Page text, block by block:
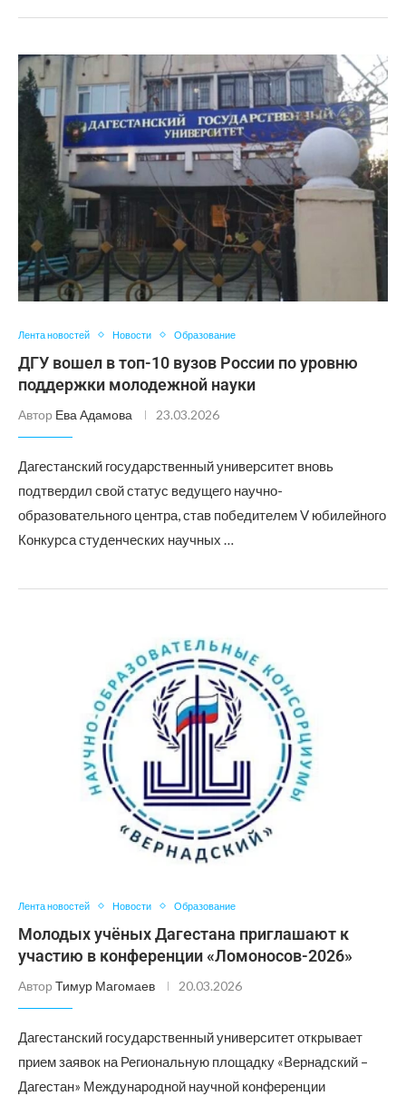
Лента новостей Новости Образование
ДГУ вошел в топ-10 вузов России по уровню
поддержки молодежной науки
Автор Ева Адамова 23.03.2026
Дагестанский государственный университет вновь
подтвердил свой статус ведущего научно-
образовательного центра, став победителем V юбилейного
Конкурса студенческих научных …
Лента новостей Новости Образование
Молодых учёных Дагестана приглашают к
участию в конференции «Ломоносов-2026»
Автор Тимур Магомаев 20.03.2026
Дагестанский государственный университет открывает
прием заявок на Региональную площадку «Вернадский –
Дагестан» Международной научной конференции